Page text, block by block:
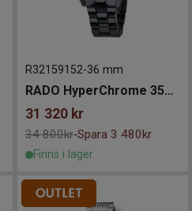
R32159152-36 mm
RADO HyperChrome 35mm
31 320 kr
34 800kr-Spara 3 480kr
Finns i lager